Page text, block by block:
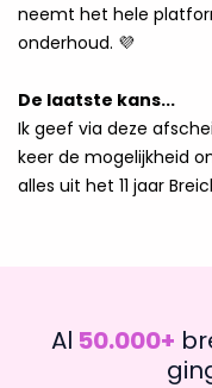
neemt het hele
onderhoud. 💜
De laatste kans...
Ik geef via deze
keer de mogelijkheid
alles uit het 11 jaar
Al 50.000+